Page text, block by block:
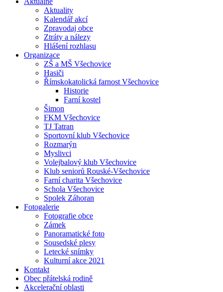
Aktuality
Kalendář akcí
Zpravodaj obce
Ztráty a nálezy
Hlášení rozhlasu
Organizace
ZŠ a MŠ Všechovice
Hasiči
Římskokatolická farnost Všechovice
Historie
Farní kostel
Šimon
FKM Všechovice
TJ Tatran
Sportovní klub Všechovice
Rozmarýn
Myslivci
Volejbalový klub Všechovice
Klub seniorů Rouské-Všechovice
Farní charita Všechovice
Schola Všechovice
Spolek Záhoran
Fotogalerie
Fotografie obce
Zámek
Panoramatické foto
Sousedské plesy
Letecké snímky
Kulturní akce 2021
Kontakt
Obec přátelská rodině
Akcelerační oblasti